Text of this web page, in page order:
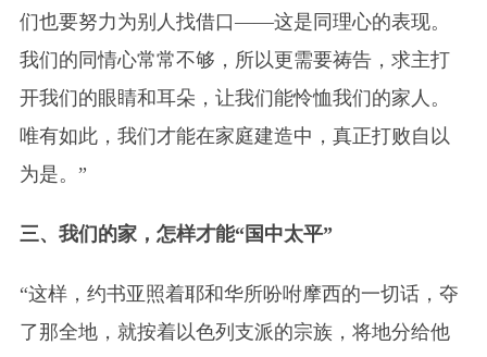
们也要努力为别人找借口——这是同理心的表现。
我们的同情心常常不够，所以更需要祷告，求主打
开我们的眼睛和耳朵，让我们能怜恤我们的家人。
唯有如此，我们才能在家庭建造中，真正打败自以
为是。”
三、我们的家，怎样才能“国中太平”
“这样，约书亚照着耶和华所吩咐摩西的一切话，夺
了那全地，就按着以色列支派的宗族，将地分给他